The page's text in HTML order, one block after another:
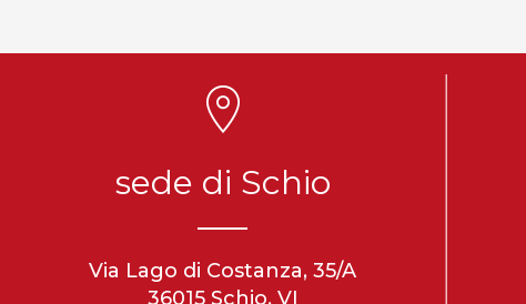
sede di Schio
Via Lago di Costanza, 35/A
36015 Schio, VI